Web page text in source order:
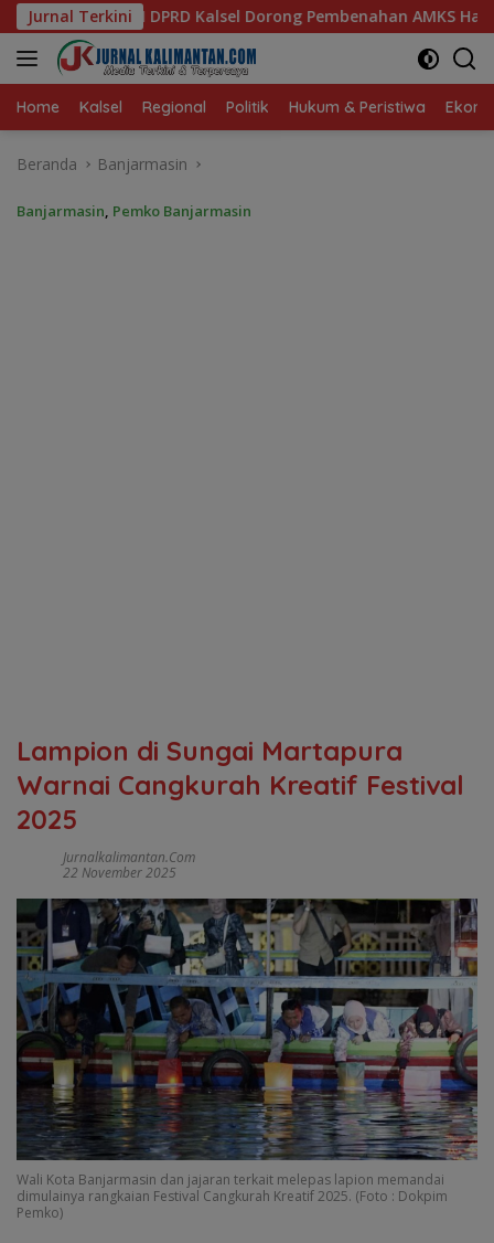
Langsung
ke
konten
Jurnal Terkini
Pembenahan AMKS Hasanuddin Ketua TP PKK
Home Kalsel Regional Politik Hukum & Peristiwa
Beranda Banjarmasin
Banjarmasin, Pemko Banjarmasin
Lampion di Sungai Martapura
Warnai Cangkurah Kreatif Festival
2025
Jurnalkalimantan.com
22 November 2025
Wali Kota Banjarmasin dan jajaran terkait melepas lapion memandai
dimulainya rangkaian Festival Cangkurah Kreatif 2025. (Foto : Dokpim
Pemko)